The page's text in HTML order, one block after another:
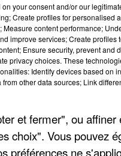
your consent and/or our
Create profiles for personalised
content performance;
improve services; Create profiles
Ensure security, prevent and
privacy choices. These
Identify devices based on
other data sources; Link
et fermer", ou affiner
choix". Vous pouvez
préférences ne